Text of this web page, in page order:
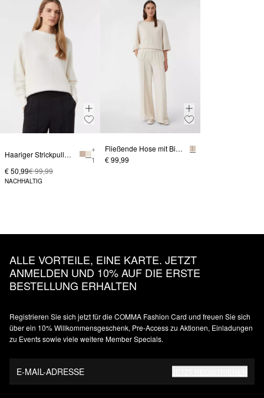
Haariger Strickpullover mit Fledermausärmeln
+
1
€ 50,99€ 99,99
NACHHALTIG
Fließende Hose mit Biesen und Elastikbund
€ 99,99
ALLE VORTEILE, EINE KARTE. JETZT
ANMELDEN UND 10% AUF DIE ERSTE
BESTELLUNG ERHALTEN
Registrieren Sie sich jetzt für die COMMA Fashion Card und freuen Sie sich
über ein 10% Willkommensgeschenk, Pre-Access zu Aktionen, Einladungen
zu Events sowie viele weitere Member Specials.
E-MAIL-ADRESSE